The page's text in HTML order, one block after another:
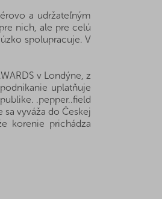
a udržateľným
nich, ale pre celú
spolupracuje. V
v Londýne, z
uplatňuje
.pepper..field
vyváža do Českej
korenie prichádza